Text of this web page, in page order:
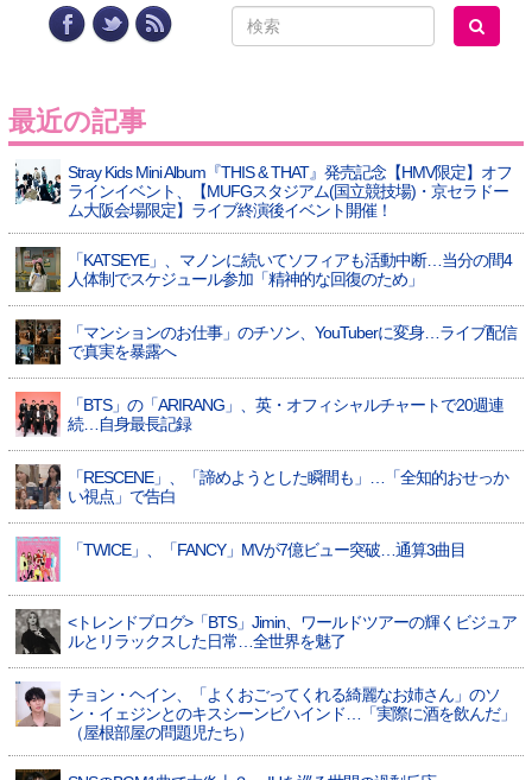
最近の記事
Stray Kids Mini Album『THIS & THAT』発売記念【HMV限定】オフ
ラインイベント、【MUFGスタジアム(国立競技場)・京セラドー
ム大阪会場限定】ライブ終演後イベント開催！
「KATSEYE」、マノンに続いてソフィアも活動中断…当分の間4
人体制でスケジュール参加「精神的な回復のため」
「マンションのお仕事」のチソン、YouTuberに変身…ライブ配信
で真実を暴露へ
「BTS」の「ARIRANG」、英・オフィシャルチャートで20週連
続…自身最長記録
「RESCENE」、「諦めようとした瞬間も」…「全知的おせっか
い視点」で告白
「TWICE」、「FANCY」MVが7億ビュー突破…通算3曲目
<トレンドブログ>「BTS」Jimin、ワールドツアーの輝くビジュア
ルとリラックスした日常…全世界を魅了
チョン・ヘイン、「よくおごってくれる綺麗なお姉さん」のソ
ン・イェジンとのキスシーンビハインド…「実際に酒を飲んだ」
（屋根部屋の問題児たち）